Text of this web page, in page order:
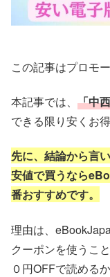
この記事はプロモ
本記事では、 「中
できる限り安くお
先に、結論から言
安値で買うなら
番おすすめです。
理由は、
クーポンを使うこ
０円OFFで読めるか